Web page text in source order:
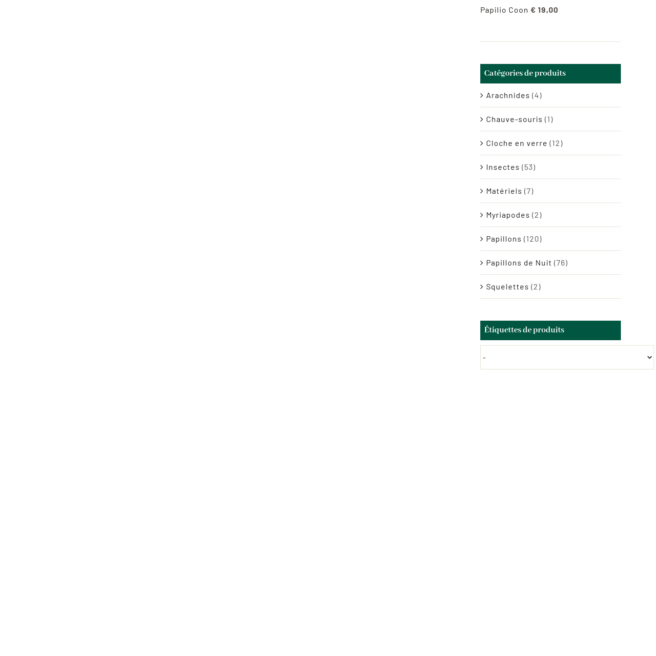
Papilio Coon € 19,00
Catégories de produits
Arachnides (4)
Chauve-souris (1)
Cloche en verre (12)
Insectes (53)
Matériels (7)
Myriapodes (2)
Papillons (120)
Papillons de Nuit (76)
Squelettes (2)
Étiquettes de produits